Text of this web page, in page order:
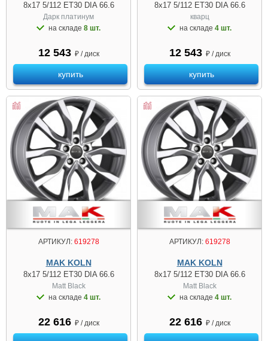
8x17 5/112 ET30 DIA 66.6
Дарк платинум
на складе 8 шт.
12 543 ₽ / диск
купить
8x17 5/112 ET30 DIA 66.6
кварц
на складе 4 шт.
12 543 ₽ / диск
купить
АРТИКУЛ:619278
MAK KOLN
8x17 5/112 ET30 DIA 66.6
Matt Black
на складе 4 шт.
22 616 ₽ / диск
АРТИКУЛ:619278
MAK KOLN
8x17 5/112 ET30 DIA 66.6
Matt Black
на складе 4 шт.
22 616 ₽ / диск